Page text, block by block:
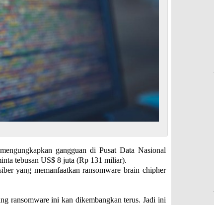
gangguan di Pusat Data Nasional
tebusan US$ 8 juta (Rp 131 miliar).
yang memanfaatkan ransomware brain chipher
ransomware ini kan dikembangkan terus. Jadi ini